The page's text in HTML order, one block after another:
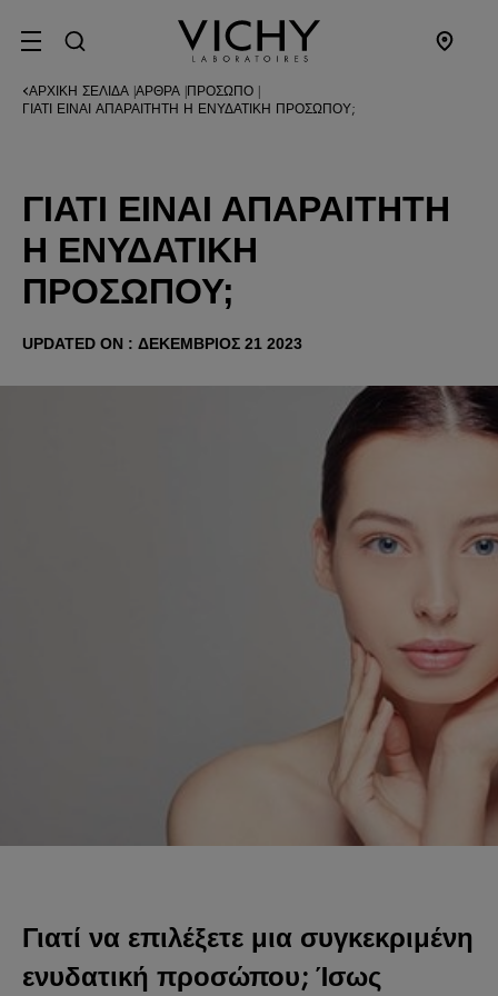
SITE MENU
ΑΡΧΙΚΉ ΣΕΛΊΔΑ ΆΡΘΡΑ ΠΡΌΣΩΠΟ
ΓΙΑΤΊ ΕΊΝΑΙ ΑΠΑΡΑΊΤΗΤΗ Η ΕΝΥΔΑΤΙΚΉ ΠΡΟΣΏΠΟΥ;
ΓΙΑΤΊ ΕΊΝΑΙ ΑΠΑΡΑΊΤΗΤΗ
Η ΕΝΥΔΑΤΙΚΉ
ΠΡΟΣΏΠΟΥ;
UPDATED ON : ΔΕΚΈΜΒΡΙΟΣ 21 2023
Γιατί να επιλέξετε μια συγκεκριμένη
ενυδατική προσώπου; Ίσως